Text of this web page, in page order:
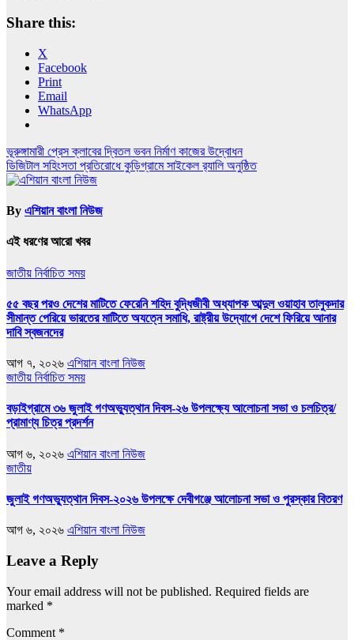
Share this:
X
Facebook
Print
Email
WhatsApp
Post
navigation
ভূরুঙ্গামারী প্রেস ক্লাবের দ্বিতল ভবন নির্মাণ কাজের উদ্বোধন
ডিজিটাল সহিংসতা প্রতিরোধে কুড়িগ্রামে সাইকেল র‌্যালি অনুষ্ঠিত
By এশিয়ান বাংলা নিউজ
এই ধরণের আরো খবর
জাতীয় নির্বাচিত সময়
৫৫ বছর পরও দেশের মাটিতে ফেরেনি শহিদ বুদ্ধিজীবী অধ্যাপক আব্দুল ওয়াহাব তালুকদার
সীমান্ত পেরিয়ে ভারতের মাটিতে অযত্নে সমাধি, রাষ্ট্রীয় উদ্যোগে দেশে ফিরিয়ে আনার
দাবি স্বজনদের
আগ ৭, ২০২৬ এশিয়ান বাংলা নিউজ
জাতীয় নির্বাচিত সময়
বড়াইগ্রামে ৩৬ জুলাই গণঅভ্যুত্থান দিবস-২৬ উপলক্ষ্যে আলোচনা সভা ও চলচিত্র/
প্রামাণ্য চিত্র প্রদর্শন
আগ ৬, ২০২৬ এশিয়ান বাংলা নিউজ
জাতীয়
জুলাই গণঅভ্যুত্থান দিবস-২০২৬ উপলক্ষে দেবীগঞ্জে আলোচনা সভা ও পুরস্কার বিতরণ
আগ ৬, ২০২৬ এশিয়ান বাংলা নিউজ
Leave a Reply
Your email address will not be published. Required fields are
marked *
Comment *